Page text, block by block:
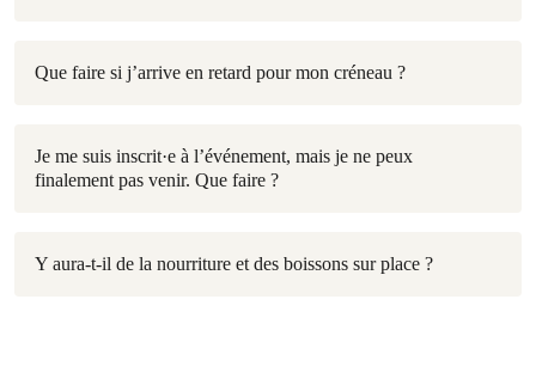
Que faire si j’arrive en retard pour mon créneau ?
Je me suis inscrit·e à l’événement, mais je ne peux
finalement pas venir. Que faire ?
Y aura-t-il de la nourriture et des boissons sur place ?